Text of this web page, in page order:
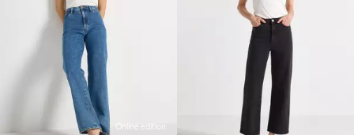
Online edition